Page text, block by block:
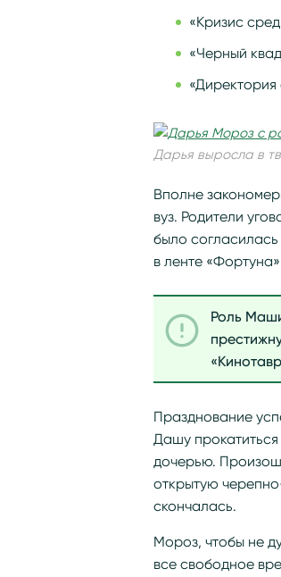
«Кризис
«Черный
«Директория
Дарья выросла в
Вполне
вуз. Родители
было
в ленте
Роль
Празднование
Дашу
дочерью.
открытую
скончалась.
Мороз, чтобы не
все свободное